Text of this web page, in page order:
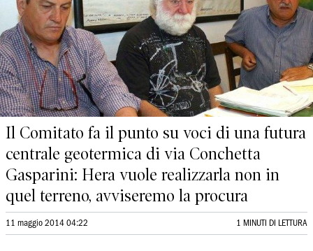
Il Comitato fa il punto su voci di una futura
centrale geotermica di via Conchetta
Gasparini: Hera vuole realizzarla non in
quel terreno, avviseremo la procura
11 maggio 2014 04:22 1 MINUTI DI LETTURA